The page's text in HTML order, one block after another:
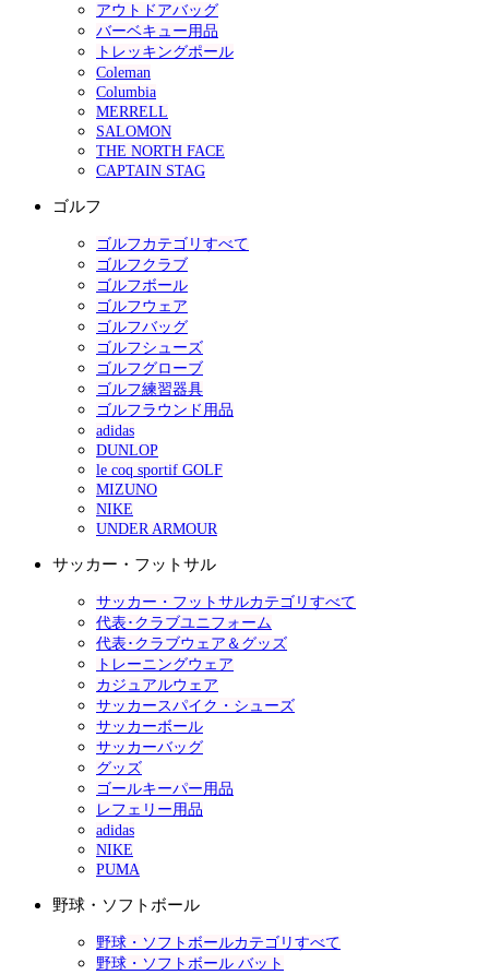
アウトドアバッグ
バーベキュー用品
トレッキングポール
Coleman
Columbia
MERRELL
SALOMON
THE NORTH FACE
CAPTAIN STAG
ゴルフ
ゴルフカテゴリすべて
ゴルフクラブ
ゴルフボール
ゴルフウェア
ゴルフバッグ
ゴルフシューズ
ゴルフグローブ
ゴルフ練習器具
ゴルフラウンド用品
adidas
DUNLOP
le coq sportif GOLF
MIZUNO
NIKE
UNDER ARMOUR
サッカー・フットサル
サッカー・フットサルカテゴリすべて
代表･クラブユニフォーム
代表･クラブウェア＆グッズ
トレーニングウェア
カジュアルウェア
サッカースパイク・シューズ
サッカーボール
サッカーバッグ
グッズ
ゴールキーパー用品
レフェリー用品
adidas
NIKE
PUMA
野球・ソフトボール
野球・ソフトボールカテゴリすべて
野球・ソフトボール バット